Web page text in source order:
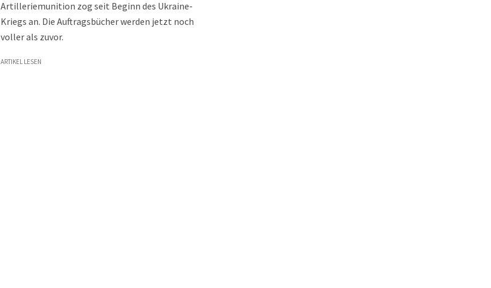
Artilleriemunition zog seit Beginn des Ukraine-
Kriegs an. Die Auftragsbücher werden jetzt noch
voller als zuvor.
ARTIKEL LESEN